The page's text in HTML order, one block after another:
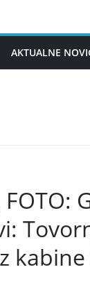
AKTUALNE
FOTO: